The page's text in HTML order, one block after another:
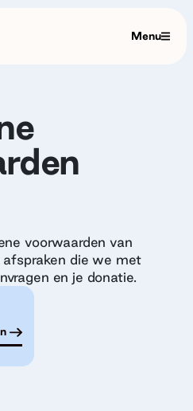
Menu
voorwaarden van
die we met
en je donatie.